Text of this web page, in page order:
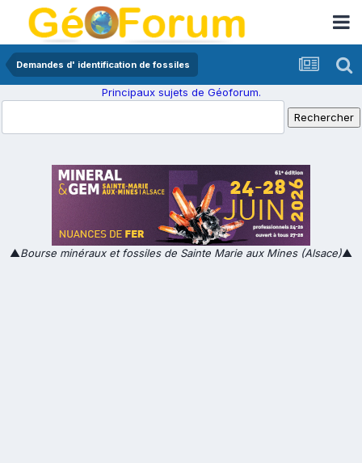
Demandes d' identification de fossiles
Principaux sujets de Géoforum.
▲Bourse minéraux et fossiles de Sainte Marie aux Mines (Alsace)▲